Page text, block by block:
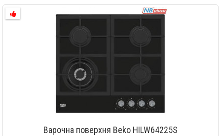
Варочна поверхня Beko HILW64225S